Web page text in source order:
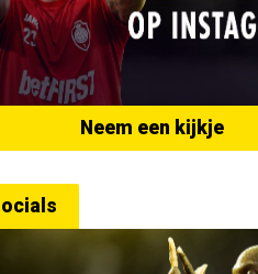
Neem een kijkje